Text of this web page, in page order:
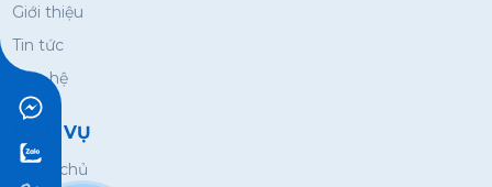
Giới thiệu
Tin tức
Liên hệ
DỊCH VỤ
Trang chủ